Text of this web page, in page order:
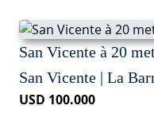
San Vicente à 20
San Vicente | La
USD 100.000